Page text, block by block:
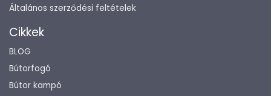
Általános szerződési feltételek
Cikkek
BLOG
Bútorfogó
Bútor kampó